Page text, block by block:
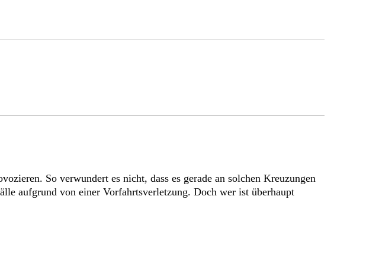
So verwundert es nicht, dass es gerade an solchen Kreuzungen
aufgrund von einer Vorfahrtsverletzung. Doch wer ist überhaupt